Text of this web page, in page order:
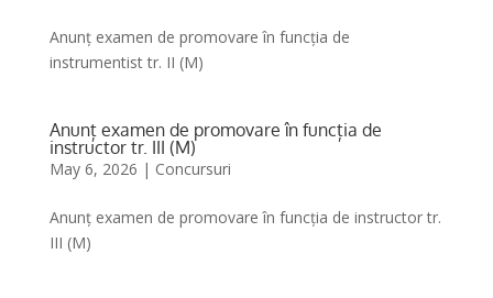
Anunț examen de promovare în funcția de
instrumentist tr. II (M)
Anunț examen de promovare în funcția de
instructor tr. III (M)
May 6, 2026 | Concursuri
Anunț examen de promovare în funcția de instructor tr.
III (M)